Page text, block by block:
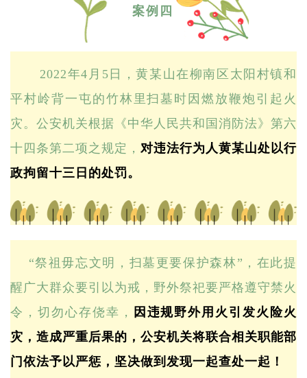
案例四
2022年4月5日，黄某山在柳南区太阳村镇和
平村岭背一屯的竹林里扫墓时因燃放鞭炮引起火
灾。公安机关根据《中华人民共和国消防法》第六
十四条第二项之规定， 对违法行为人黄某山处以行
政拘留十三日的处罚。
“祭祖毋忘文明，扫墓更要保护森林”，在此提
醒广大群众要引以为戒，野外祭祀要严格遵守禁火
令，切勿心存侥幸，
因违规野外用火引发火险火
灾，造成严重后果的，公安机关将联合相关职能部
门依法予以严惩，坚决做到发现一起查处一起！